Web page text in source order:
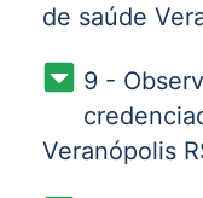
de saúde
9 -
Veranópolis